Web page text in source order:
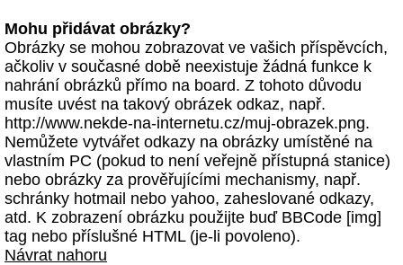
Mohu přidávat obrázky?
Obrázky se mohou zobrazovat ve vašich příspěvcích,
ačkoliv v současné době neexistuje žádná funkce k
nahrání obrázků přímo na board. Z tohoto důvodu
musíte uvést na takový obrázek odkaz, např.
http://www.nekde-na-internetu.cz/muj-obrazek.png.
Nemůžete vytvářet odkazy na obrázky umístěné na
vlastním PC (pokud to není veřejně přístupná stanice)
nebo obrázky za prověřujícími mechanismy, např.
schránky hotmail nebo yahoo, zaheslované odkazy,
atd. K zobrazení obrázku použijte buď BBCode [img]
tag nebo příslušné HTML (je-li povoleno).
Návrat nahoru